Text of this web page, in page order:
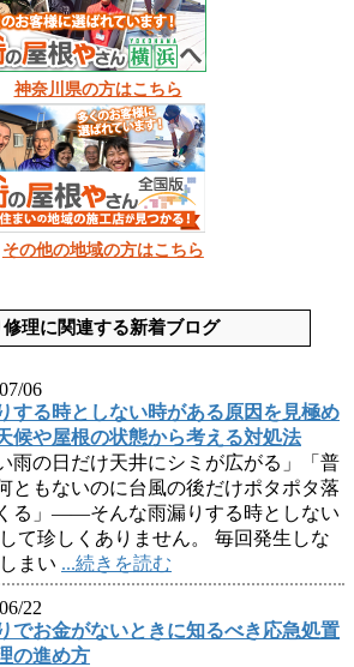
神奈川県の方はこちら
その他の地域の方はこちら
理に関連する新着ブログ
06
する時としない時がある原因を見極め
候や屋根の状態から考える対処法
雨の日だけ天井にシミが広がる」「普
ともないのに台風の後だけポタポタ落
る」――そんな雨漏りする時としない
て珍しくありません。 毎回発生しな
まい ...続きを読む
22
でお金がないときに知るべき応急処置
の進め方